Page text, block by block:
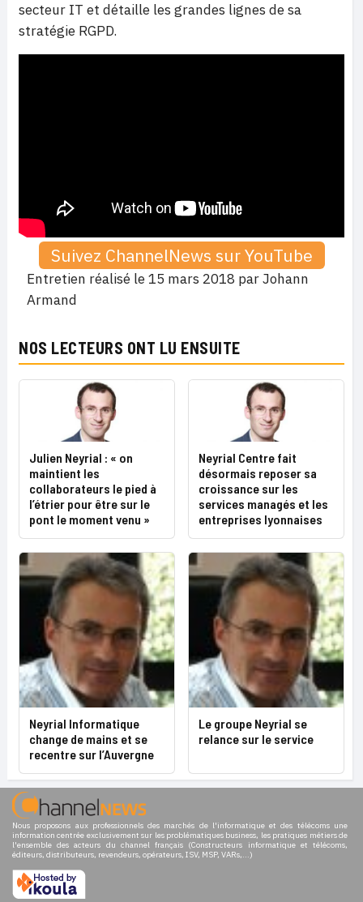
secteur IT et détaille les grandes lignes de sa
stratégie RGPD.
Suivez ChannelNews sur YouTube
Entretien réalisé le 15 mars 2018 par Johann
Armand
NOS LECTEURS ONT LU ENSUITE
Julien Neyrial : « on
maintient les
collaborateurs le pied à
l’étrier pour être sur le
pont le moment venu »
Neyrial Centre fait
désormais reposer sa
croissance sur les
services managés et les
entreprises lyonnaises
Neyrial Informatique
change de mains et se
recentre sur l’Auvergne
Le groupe Neyrial se
relance sur le service
Nous proposons aux professionnels des marchés de l'informatique et des télécoms une
information centrée exclusivement sur les problématiques business, les pratiques métiers de
l'ensemble des acteurs du channel français (Constructeurs informatique et télécoms,
éditeurs, distributeurs, revendeurs, opérateurs, ISV, MSP, VARs,...)